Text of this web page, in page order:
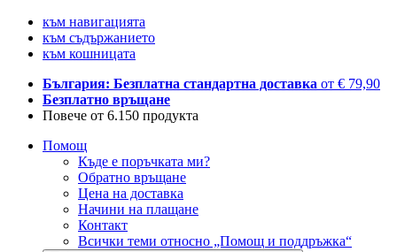
към навигацията
към съдържанието
към кошницата
България: Безплатна стандартна доставка от € 79,90
Безплатно връщане
Повече от 6.150 продукта
Помощ
Къде е поръчката ми?
Обратно връщане
Цена на доставка
Начини на плащане
Контакт
Всички теми относно „Помощ и поддръжка“